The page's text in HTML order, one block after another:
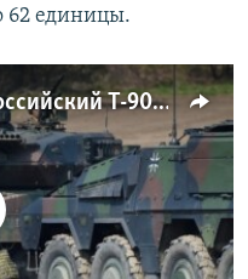
62 единицы.
Немецкий Leopard 2 vs российский Т-90. Украина получила преимущество в танковых боях? (видео)
available